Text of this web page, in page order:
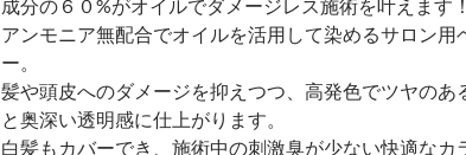
成分の６０%がオイルでダメージレス施術を叶えます
アンモニア無配合でオイルを活用して染めるサロン用
ー。
髪や頭皮へのダメージを抑えつつ、高発色でツヤのあ
と奥深い透明感に仕上がります。
白髪もカバーでき、施術中の刺激臭が少ない快適なカ